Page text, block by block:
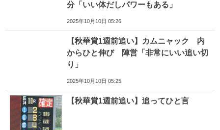
分「いい体だしパワーもある」
2025年10月10日 05:26
【秋華賞1週前追い】カムニャック 内
からひと伸び 陣営「非常にいい追い切
り」
2025年10月10日 05:25
【秋華賞1週前追い】追ってひと言